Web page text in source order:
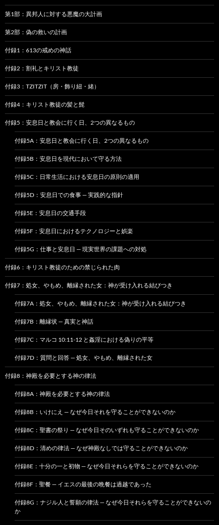
第1部：異邦人に対する悪魔の大計画
第2部：偽の救いの計画
付録1：613の戒めの神話
付録2：割礼とキリスト教徒
付録3：TZITZIT（房・飾り紐・緒）
付録4：キリスト教徒の髪と髭
付録5：安息日と教会に行く日、2つの異なるもの
付録5A：安息日と教会に行く日、2つの異なるもの
付録5B：安息日を現代において守る方法
付録5C：日常生活における安息日の原則の適用
付録5D：安息日での食事 — 実践的な指針
付録5E：安息日の交通手段
付録5F：安息日におけるテクノロジーと娯楽
付録5G：仕事と安息日 — 現実世界の課題への対処
付録6：キリスト教徒のための禁じられた肉
付録7：処女、やもめ、離縁された女：神が受け入れる結びつき
付録7A：処女、やもめ、離縁された女：神が受け入れる結びつき
付録7B：離縁状 — 真実と神話
付録7C：マルコ 10:11-12 と姦淫における偽りの平等
付録7D：質問と回答 — 処女、やもめ、離縁された女
付録8：神殿を必要とする神の律法
付録8A：神殿を必要とする神の律法
付録8B：いけにえ — なぜ今日それを守ることができないのか
付録8C：聖書の祭り — なぜ今日そのいずれも守ることができないのか
付録8D：清めの律法 — なぜ神殿なしでは守ることができないのか
付録8E：十分の一と初物 — なぜ今日それらを守ることができないのか
付録8F：聖餐 — イエスの最後の晩餐は過越であった
付録8G：ナジル人と誓願の律法 — なぜ今日それらを守ることができないの
か